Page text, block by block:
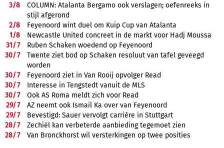
3/8
COLUMN: Atalanta Bergamo ook verslagen; oefenreeks in
stijl afgerond
2/8
Feyenoord wint duel om Kuip Cup van Atalanta
1/8
Newcastle United concreet in de markt voor Hadj Moussa
31/7
Ruben Schaken woedend op Feyenoord
30/7
Twente ziet bod op Schaken resoluut van tafel geveegd
worden
30/7
Feyenoord ziet in Van Rooij opvolger Read
30/7
Interesse in Tengstedt vanuit de MLS
30/7
Ook AS Roma meldt zich voor Read
29/7
AZ neemt ook Ismail Ka over van Feyenoord
29/7
Bevestigd: Sauer vervolgt carrière in Stuttgart
28/7
Zechiël kan verbeterde aanbieding tegemoet zien
28/7 Van Bronckhorst wil versterkingen op twee posities